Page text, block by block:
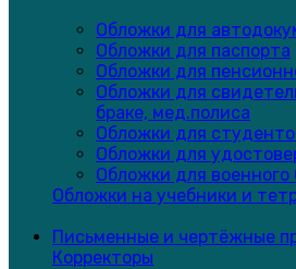
Обложки для
Обложки для паспорта
Обложки для
Обложки для
браке, мед.полиса
Обложки для
Обложки для
Обложки для военного
Обложки на учебники и
Письменные и чертёжные
Корректоры